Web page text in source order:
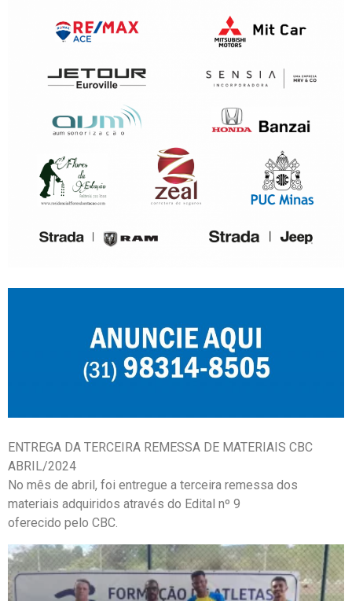
ENTREGA DA TERCEIRA REMESSA DE MATERIAIS CBC
ABRIL/2024
No mês de abril, foi entregue a terceira remessa dos
materiais adquiridos através do Edital nº 9
oferecido pelo CBC.